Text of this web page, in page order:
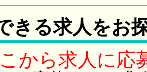
きる求人をお
から求人に応